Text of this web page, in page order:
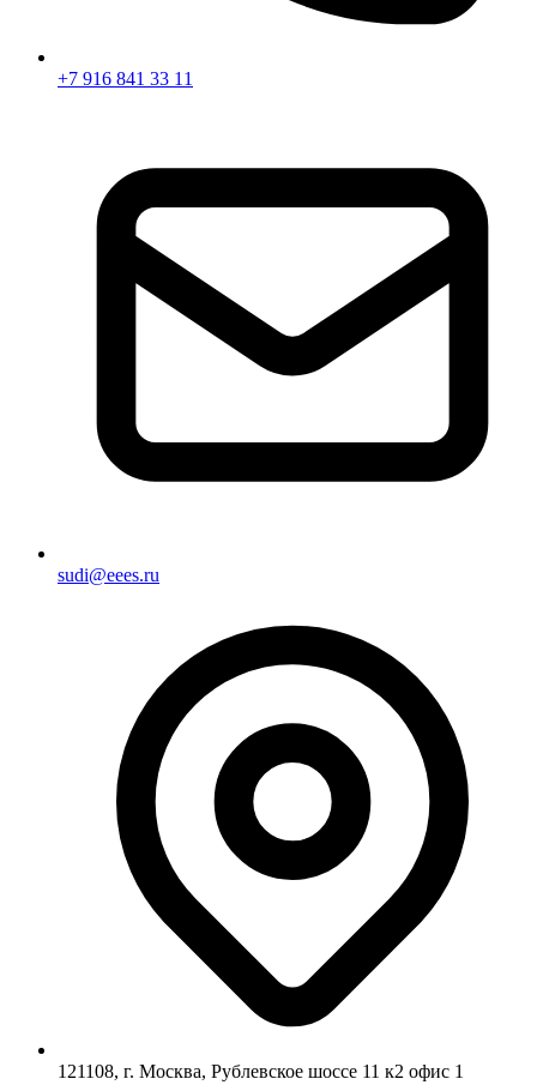
+7 916 841 33 11
sudi@eees.ru
121108, г. Москва, Рублевское шоссе 11 к2 офис 1